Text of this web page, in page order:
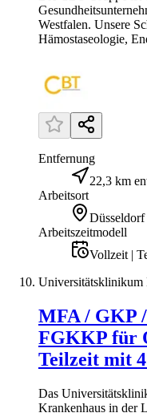
Westfalen. Unsere
Hämostaseologie,
Entfernung
22,3 km
Arbeitsort
Düsseldorf
Arbeitszeitmodell
Vollzeit |
Universitätsklinikum
MFA / GKP
FGKKP für
Teilzeit mit
Das
Krankenhaus in der